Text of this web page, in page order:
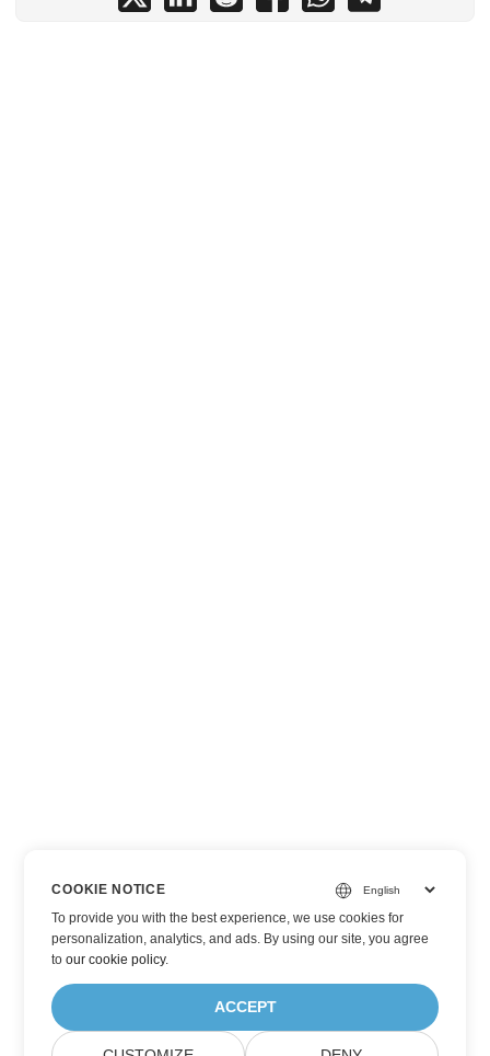
COOKIE NOTICE
To provide you with the best experience, we use cookies for
personalization, analytics, and ads. By using our site, you agree
toour cookie policy.
ACCEPT